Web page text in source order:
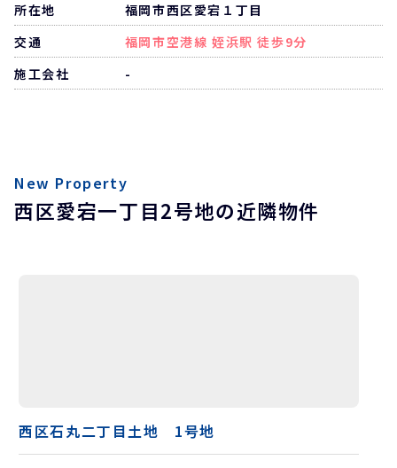
所在地
福岡市西区愛宕１丁目
交通
福岡市空港線 姪浜駅 徒歩9分
施工会社
-
New Property
西区愛宕一丁目2号地の近隣物件
西区石丸二丁目土地 1号地